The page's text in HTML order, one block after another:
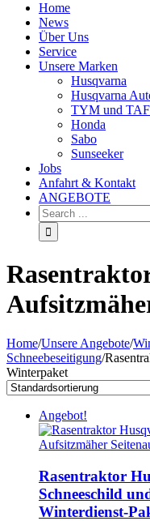
Home
News
Über Uns
Service
Unsere Marken
Husqvarna
Husqvarna
TYM und
Honda
Sabo
Sunseeker
Jobs
Anfahrt & Kontakt
ANGEBOTE
Home/Unsere Angebote/
Schneebeseitigung/
Winterpaket
Angebot!
Rasentraktor
Schneeschild
Winterdienst-